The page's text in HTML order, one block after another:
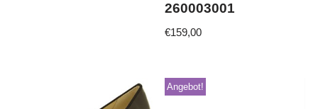
260003001
€159,00
Angebot!